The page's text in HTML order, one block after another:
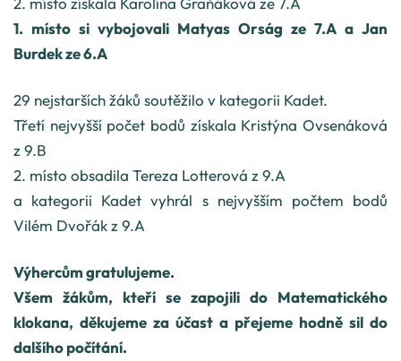
1. místo si vybojovali Matyas Orság ze 7.A a Jan
Burdek ze 6.A
29 nejstarších žáků soutěžilo v kategorii Kadet.
Třetí nejvyšší počet bodů získala Kristýna Ovsenáková
z 9.B
2. místo obsadila Tereza Lotterová z 9.A
a kategorii Kadet vyhrál s nejvyšším počtem bodů
Vilém Dvořák z 9.A
Výhercům gratulujeme.
Všem žákům, kteří se zapojili do Matematického
klokana, děkujeme za účast a přejeme hodně sil do
dalšího počítání.